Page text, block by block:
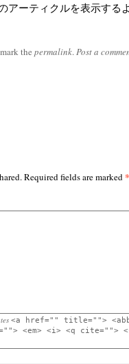
アーティクルを表示する
the permalink.Post a
Required fields are marked*
<a href="" title="">
<em> <i> <q cite="">